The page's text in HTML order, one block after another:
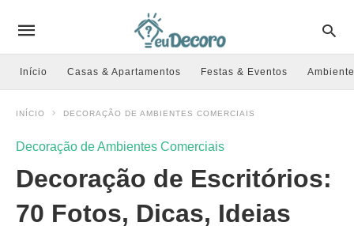
Início Casas & Apartamentos Festas & Eventos
INÍCIO DECORAÇÃO DE AMBIENTES COMERCIAIS
Decoração de Ambientes Comerciais
Decoração de Escritórios:
70 Fotos, Dicas, Ideias